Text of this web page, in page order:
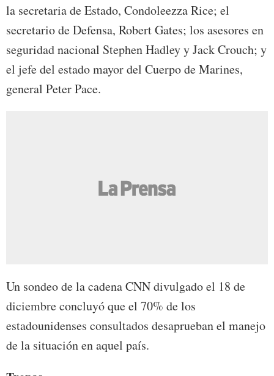
la secretaria de Estado, Condoleezza Rice; el
secretario de Defensa, Robert Gates; los asesores en
seguridad nacional Stephen Hadley y Jack Crouch; y
el jefe del estado mayor del Cuerpo de Marines,
general Peter Pace.
Un sondeo de la cadena CNN divulgado el 18 de
diciembre concluyó que el 70% de los
estadounidenses consultados desaprueban el manejo
de la situación en aquel país.